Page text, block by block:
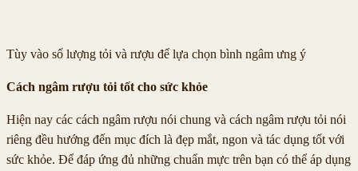
Tùy vào số lượng tỏi và rượu để lựa chọn bình ngâm ưng ý
Cách ngâm rượu tỏi tốt cho sức khỏe
Hiện nay các cách ngâm rượu nói chung và cách ngâm rượu tỏi nói
riêng đều hướng đến mục đích là đẹp mắt, ngon và tác dụng tốt với
sức khỏe. Để đáp ứng đủ những chuẩn mực trên bạn có thể áp dụng